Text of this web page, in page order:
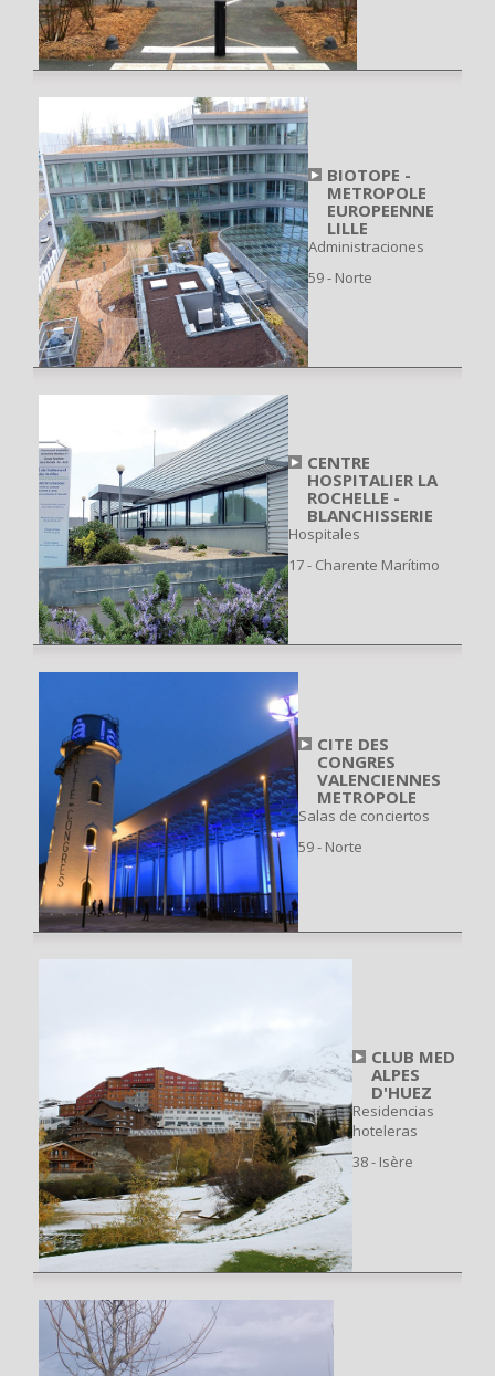
BIOTOPE -
METROPOLE
EUROPEENNE
LILLE
Administraciones
59 - Norte
CENTRE
HOSPITALIER LA
ROCHELLE -
BLANCHISSERIE
Hospitales
17 - Charente Marítimo
CITE DES
CONGRES
VALENCIENNES
METROPOLE
Salas de conciertos
59 - Norte
CLUB MED
ALPES
D'HUEZ
Residencias
hoteleras
38 - Isère